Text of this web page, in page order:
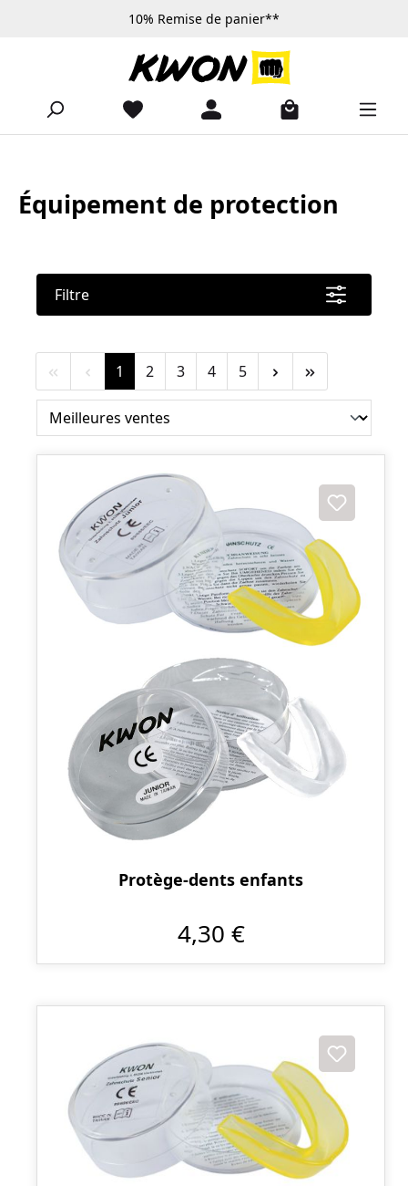
Passer au contenu principal10% Remise de panier**
Équipement de protection
Filtre
Page
1 Page
2 Page
3 Page
4 Page
5
Protège-dents enfants
4,30 €